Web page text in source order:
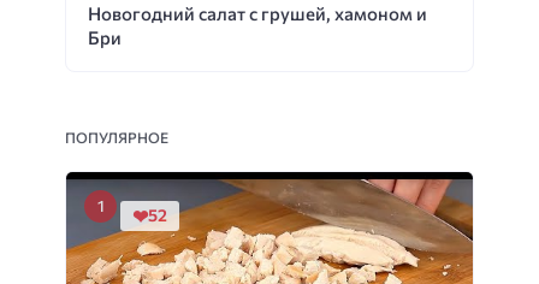
Новогодний салат с грушей, хамоном и
Бри
ПОПУЛЯРНОЕ
52